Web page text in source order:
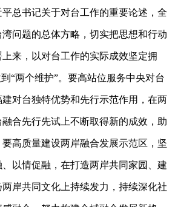
总书记关于对台工作的重要论述，全
问题的总体方略，切实把思想和行动
来，以对台工作的实际成效坚定拥
“两个维护”。要高站位服务中央对台
对台独特优势和先行示范作用，在两
合先行先试上不断取得新的成效，助
高质量建设两岸融合发展示范区，坚
以情促融，在打造两岸共同家园、建
岸共同文化上持续发力，持续深化社